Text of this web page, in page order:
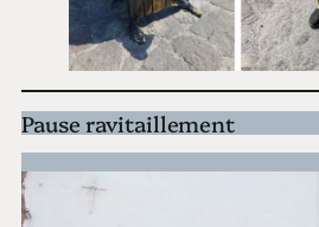
Pause ravitaillement